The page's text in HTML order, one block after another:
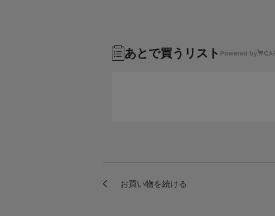
あとで買うリスト Powered by